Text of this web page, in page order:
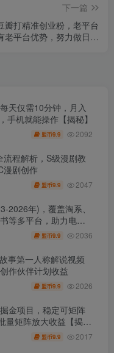
下一篇
瓣打精准创业粉，老平台
老平台优势，努力做日进
天仅需10分钟，月入
手机就能操作【揭秘】
盟币9.9 2092
程解析，S级漫剧教
漫剧创作
盟币9.9 2047
2026年)，覆盖淘系、
等多平台，助力电商
盈利(更新4月)
盟币9.9 2036
事第一人称解说视频
作伙伴计划收益
盟币9.9 2026
金项目，稳定可矩阵
量矩阵放大收益【揭
盟币9.9 2017